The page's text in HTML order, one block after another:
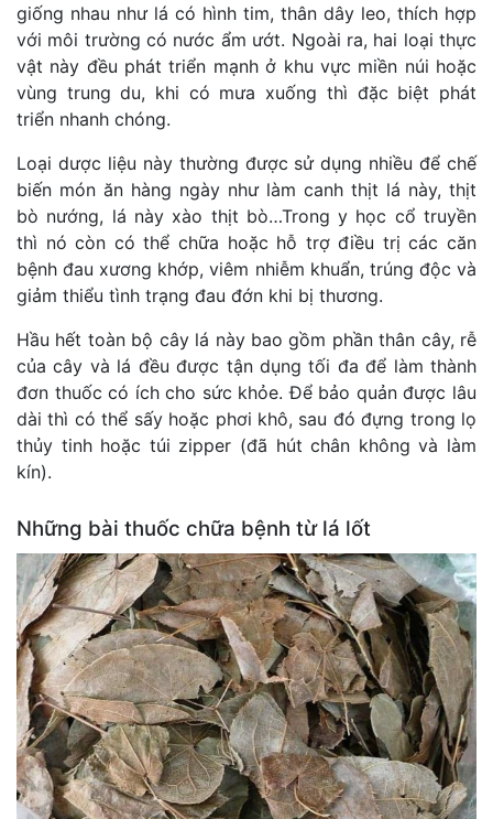
giống nhau như lá có hình tim, thân dây leo, thích hợp
với môi trường có nước ẩm ướt. Ngoài ra, hai loại thực
vật này đều phát triển mạnh ở khu vực miền núi hoặc
vùng trung du, khi có mưa xuống thì đặc biệt phát
triển nhanh chóng.
Loại dược liệu này thường được sử dụng nhiều để chế
biến món ăn hàng ngày như làm canh thịt lá này, thịt
bò nướng, lá này xào thịt bò…Trong y học cổ truyền
thì nó còn có thể chữa hoặc hỗ trợ điều trị các căn
bệnh đau xương khớp, viêm nhiễm khuẩn, trúng độc và
giảm thiểu tình trạng đau đớn khi bị thương.
Hầu hết toàn bộ cây lá này bao gồm phần thân cây, rễ
của cây và lá đều được tận dụng tối đa để làm thành
đơn thuốc có ích cho sức khỏe. Để bảo quản được lâu
dài thì có thể sấy hoặc phơi khô, sau đó đựng trong lọ
thủy tinh hoặc túi zipper (đã hút chân không và làm
kín).
Những bài thuốc chữa bệnh từ lá lốt